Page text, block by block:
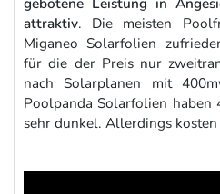
attraktiv. Die meisten
Miganeo Solarfolien
für die der Preis nur
nach Solarplanen mit
Poolpanda Solarfolien
sehr dunkel. Allerdings